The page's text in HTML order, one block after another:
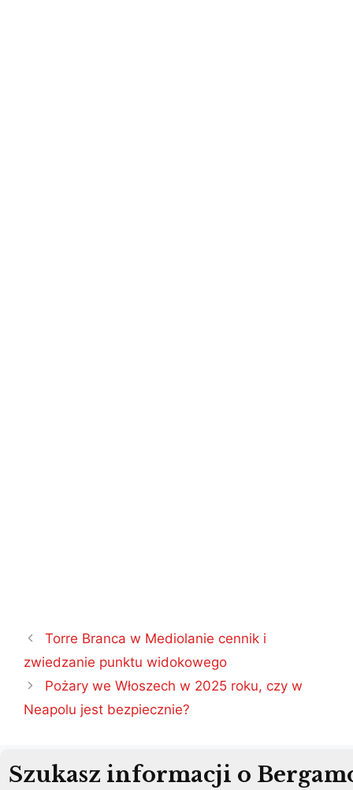
Nawigacja
wpisu
Torre Branca w Mediolanie cennik i
zwiedzanie punktu widokowego
Pożary we Włoszech w 2025 roku, czy w
Neapolu jest bezpiecznie?
Szukasz informacji o